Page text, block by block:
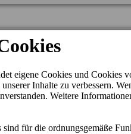
gekümmert,
ebenso
mit sauberer